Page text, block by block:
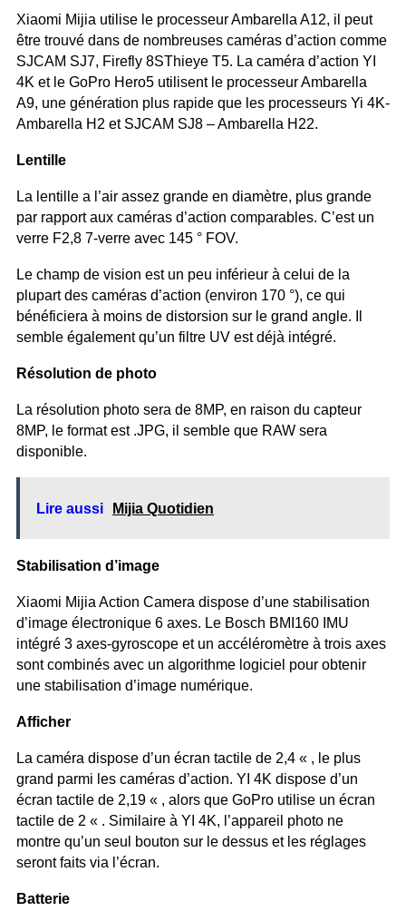
Xiaomi Mijia utilise le processeur Ambarella A12, il peut
être trouvé dans de nombreuses caméras d’action comme
SJCAM SJ7, Firefly 8SThieye T5. La caméra d’action YI
4K et le GoPro Hero5 utilisent le processeur Ambarella
A9, une génération plus rapide que les processeurs Yi 4K-
Ambarella H2 et SJCAM SJ8 – Ambarella H22.
Lentille
La lentille a l’air assez grande en diamètre, plus grande
par rapport aux caméras d’action comparables. C’est un
verre F2,8 7-verre avec 145 ° FOV.
Le champ de vision est un peu inférieur à celui de la
plupart des caméras d’action (environ 170 °), ce qui
bénéficiera à moins de distorsion sur le grand angle. Il
semble également qu’un filtre UV est déjà intégré.
Résolution de photo
La résolution photo sera de 8MP, en raison du capteur
8MP, le format est .JPG, il semble que RAW sera
disponible.
Lire aussi Mijia Quotidien
Stabilisation d’image
Xiaomi Mijia Action Camera dispose d’une stabilisation
d’image électronique 6 axes. Le Bosch BMI160 IMU
intégré 3 axes-gyroscope et un accéléromètre à trois axes
sont combinés avec un algorithme logiciel pour obtenir
une stabilisation d’image numérique.
Afficher
La caméra dispose d’un écran tactile de 2,4 « , le plus
grand parmi les caméras d’action. YI 4K dispose d’un
écran tactile de 2,19 « , alors que GoPro utilise un écran
tactile de 2 « . Similaire à YI 4K, l’appareil photo ne
montre qu’un seul bouton sur le dessus et les réglages
seront faits via l’écran.
Batterie